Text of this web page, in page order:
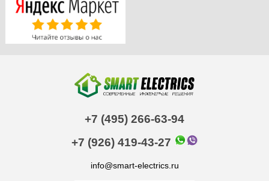
+7 (495) 266-63-94
+7 (926) 419-43-27
info@smart-electrics.ru